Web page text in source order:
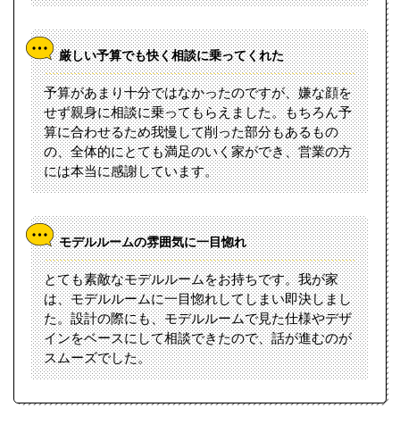
厳しい予算でも快く相談に乗ってくれた
予算があまり十分ではなかったのですが、嫌な顔を
せず親身に相談に乗ってもらえました。もちろん予
算に合わせるため我慢して削った部分もあるもの
の、全体的にとても満足のいく家ができ、営業の方
には本当に感謝しています。
モデルルームの雰囲気に一目惚れ
とても素敵なモデルルームをお持ちです。我が家
は、モデルルームに一目惚れしてしまい即決しまし
た。設計の際にも、モデルルームで見た仕様やデザ
インをベースにして相談できたので、話が進むのが
スムーズでした。